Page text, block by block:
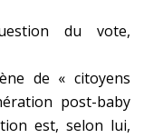
du vote,
de « citoyens
post-baby
est, selon lui,